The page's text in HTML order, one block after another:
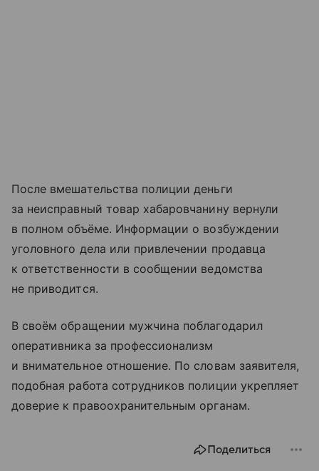
После вмешательства полиции деньги
за неисправный товар хабаровчанину вернули
в полном объёме. Информации о возбуждении
уголовного дела или привлечении продавца
к ответственности в сообщении ведомства
не приводится.
В своём обращении мужчина поблагодарил
оперативника за профессионализм
и внимательное отношение. По словам заявителя,
подобная работа сотрудников полиции укрепляет
доверие к правоохранительным органам.
Поделиться